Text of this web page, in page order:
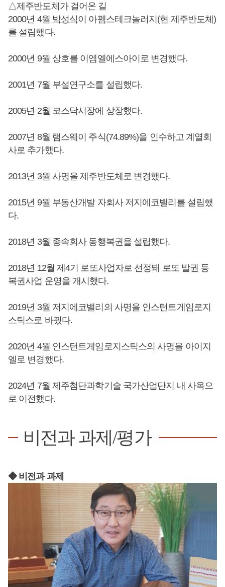
△제주반도체가 걸어온 길
2000년 4월 박성식이 아펨스테크놀러지(현 제주반도체)
를 설립했다.
2000년 9월 상호를 이엠엘에스아이로 변경했다.
2001년 7월 부설연구소를 설립했다.
2005년 2월 코스닥시장에 상장했다.
2007년 8월 램스웨이 주식(74.89%)을 인수하고 계열회
사로 추가했다.
2013년 3월 사명을 제주반도체로 변경했다.
2015년 9월 부동산개발 자회사 저지에코밸리를 설립했
다.
2018년 3월 종속회사 동행복권을 설립했다.
2018년 12월 제4기 로또사업자로 선정돼 로또 발권 등
복권사업 운영을 개시했다.
2019년 3월 저지에코밸리의 사명을 인스턴트게임로지
스틱스로 바꿨다.
2020년 4월 인스턴트게임로지스틱스의 사명을 아이지
엘로 변경했다.
2024년 7월 제주첨단과학기술 국가산업단지 내 사옥으
로 이전했다.
비전과 과제/평가
◆ 비전과 과제